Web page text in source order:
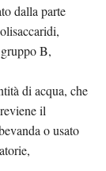
dalla parte
B,
di acqua, che
il
o usato